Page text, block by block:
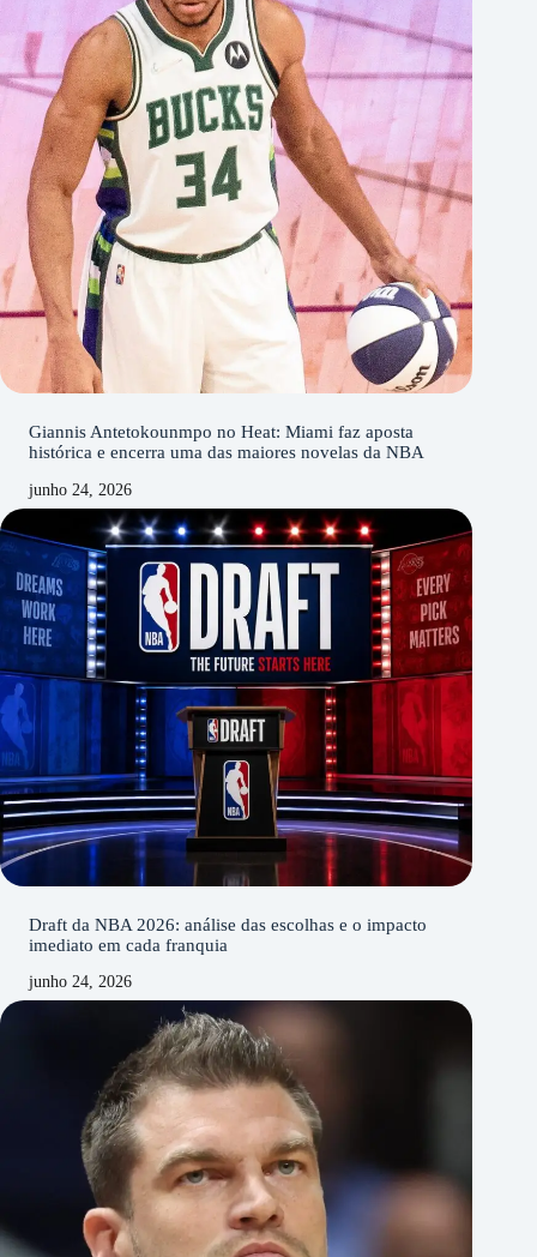
Giannis Antetokounmpo no Heat: Miami faz aposta
histórica e encerra uma das maiores novelas da NBA
junho 24, 2026
Draft da NBA 2026: análise das escolhas e o impacto
imediato em cada franquia
junho 24, 2026